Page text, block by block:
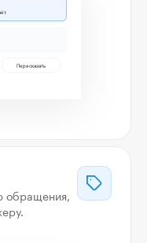
обращения,